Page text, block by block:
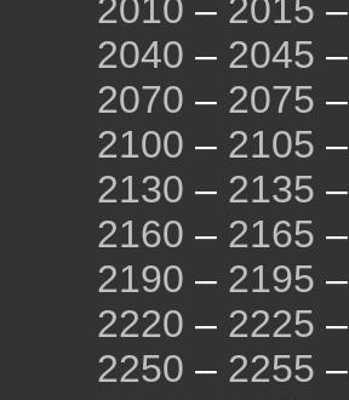
2010 – 2015 –
2040 – 2045 –
2070 – 2075 –
2100 – 2105 –
2130 – 2135 –
2160 – 2165 –
2190 – 2195 –
2220 – 2225 –
2250 – 2255 –